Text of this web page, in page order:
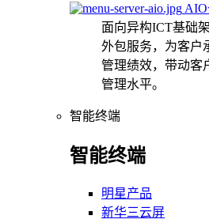
面向异构ICT基础
外包服务，为客户
管理绩效，带动客
管理水平。
智能终端
智能终端
明星产品
新华三云屏